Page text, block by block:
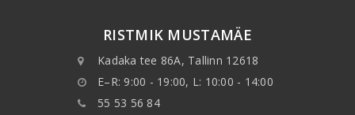
RISTMIK MUSTAMÄE
Kadaka tee 86A, Tallinn 12618
E–R: 9:00 - 19:00, L: 10:00 - 14:00
55 53 56 84